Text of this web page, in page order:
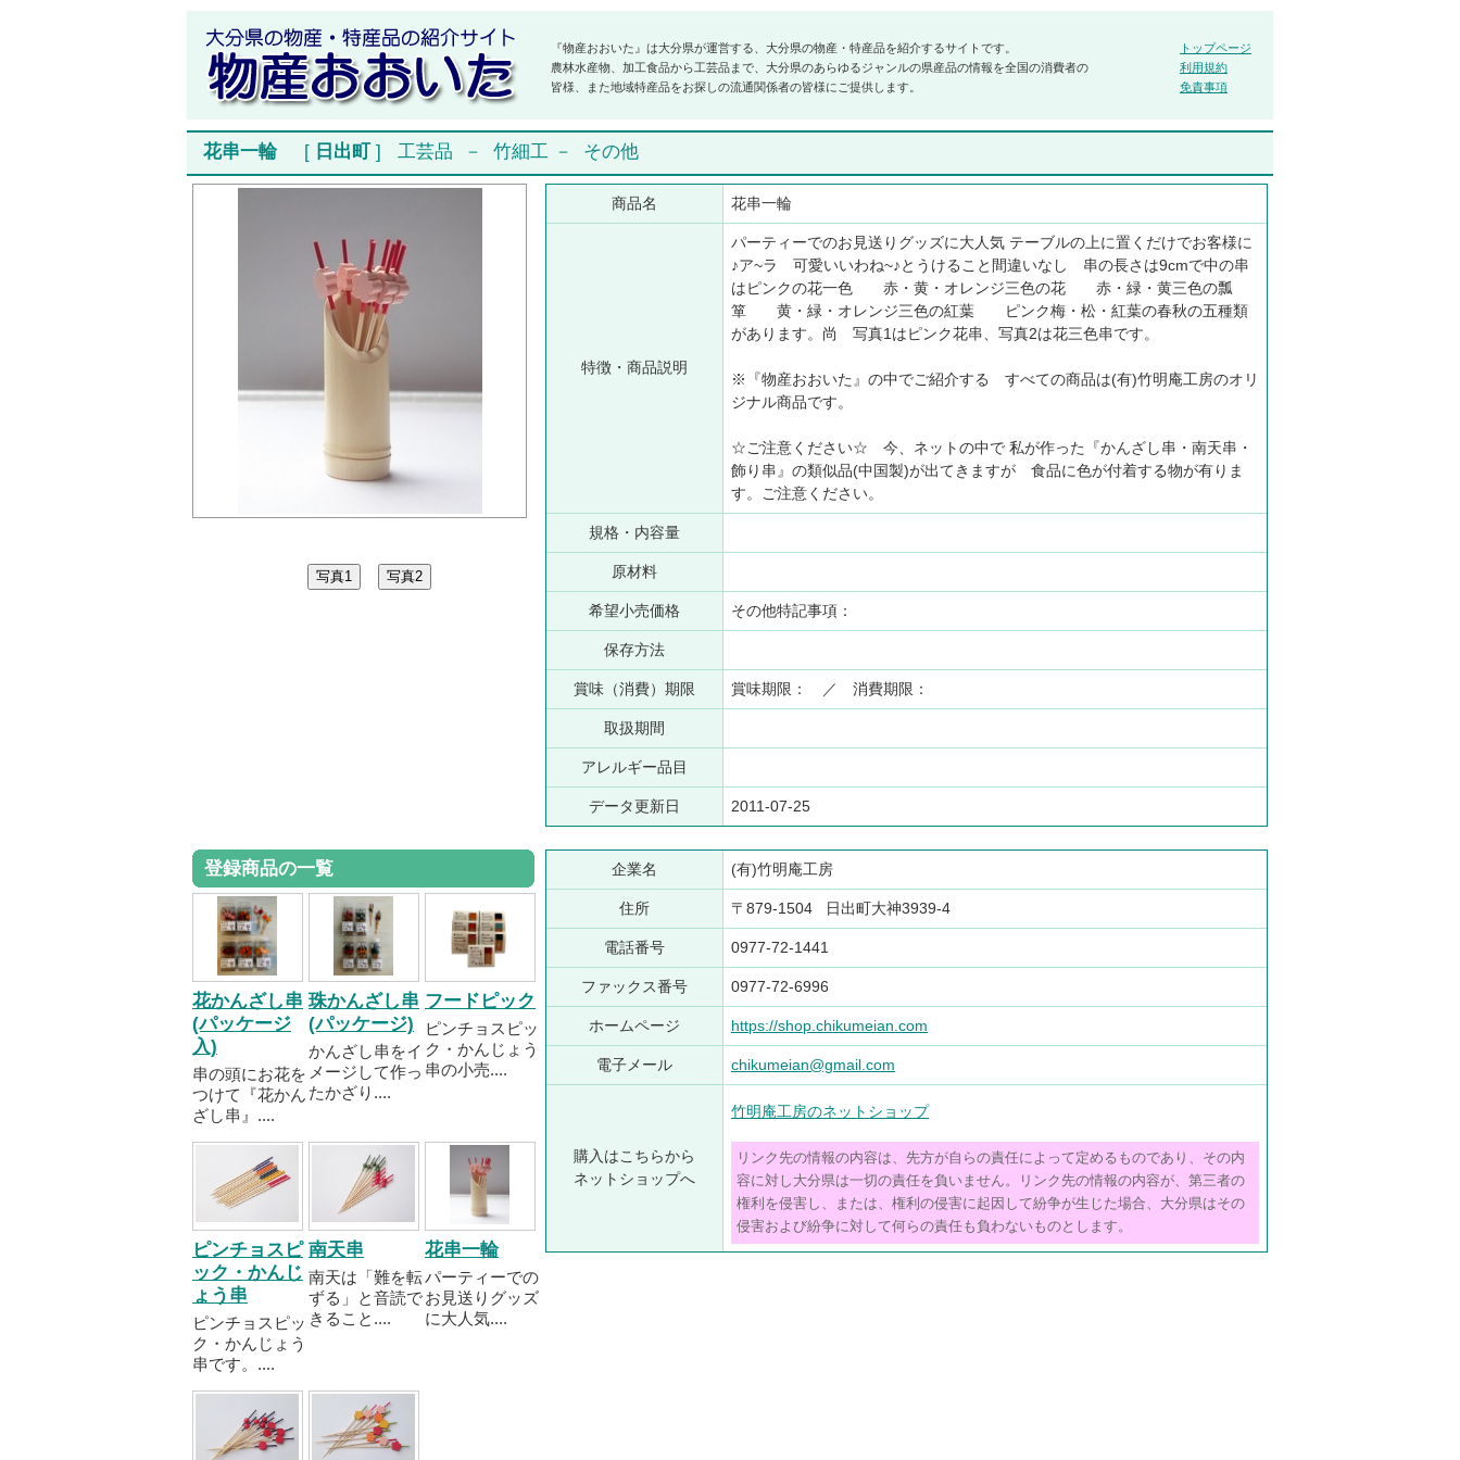
『物産おおいた』は大分県が運営する、大分県の物産・特産品を紹介するサイトです。
農林水産物、加工食品から工芸品まで、大分県のあらゆるジャンルの県産品の情報を全国の消費者の
皆様、また地域特産品をお探しの流通関係者の皆様にご提供します。
トップページ
利用規約
免責事項
花串一輪 [ 日出町 ] 工芸品 － 竹細工 － その他
商品名 花串一輪
特徴・商品説明
パーティーでのお見送りグッズに大人気 テーブルの上に置くだけでお客様に
♪ア~ラ 可愛いいわね~♪とうけること間違いなし 串の長さは9cmで中の串
はピンクの花一色 赤・黄・オレンジ三色の花 赤・緑・黄三色の瓢
箪 黄・緑・オレンジ三色の紅葉 ピンク梅・松・紅葉の春秋の五種類
があります。尚 写真1はピンク花串、写真2は花三色串です。
※『物産おおいた』の中でご紹介する すべての商品は(有)竹明庵工房のオリ
ジナル商品です。
☆ご注意ください☆ 今、ネットの中で 私が作った『かんざし串・南天串・
飾り串』の類似品(中国製)が出てきますが 食品に色が付着する物が有りま
す。ご注意ください。
規格・内容量
原材料
希望小売価格 その他特記事項：
保存方法
賞味（消費）期限 賞味期限： ／ 消費期限：
取扱期間
アレルギー品目
データ更新日 2011-07-25
登録商品の一覧
花かんざし串
(パッケージ
入)
串の頭にお花を
つけて『花かん
ざし串』....
珠かんざし串
(パッケージ)
かんざし串をイ
メージして作っ
たかざり....
フードピック
ピンチョスピッ
ク・かんじょう
串の小売....
ピンチョスピ
ック・かんじ
ょう串
ピンチョスピッ
ク・かんじょう
串です。....
南天串
南天は「難を転
ずる」と音読で
きること....
花串一輪
パーティーでの
お見送りグッズ
に大人気....
企業名 (有)竹明庵工房
住所 〒879-1504 日出町大神3939-4
電話番号 0977-72-1441
ファックス番号 0977-72-6996
ホームページ https://shop.chikumeian.com
電子メール chikumeian@gmail.com
購入はこちらから
ネットショップへ
竹明庵工房のネットショップ
リンク先の情報の内容は、先方が自らの責任によって定めるものであり、その内
容に対し大分県は一切の責任を負いません。リンク先の情報の内容が、第三者の
権利を侵害し、または、権利の侵害に起因して紛争が生じた場合、大分県はその
侵害および紛争に対して何らの責任も負わないものとします。